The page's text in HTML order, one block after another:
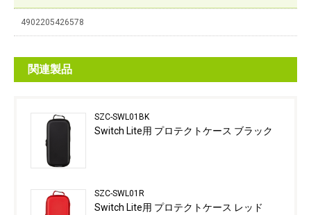
4902205426578
関連製品
SZC-SWL01BK
Switch Lite用 プロテクトケース ブラック
SZC-SWL01R
Switch Lite用 プロテクトケース レッド